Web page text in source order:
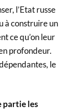
l’Etat russe
à construire un
ce qu’on leur
profondeur.
le
partie les